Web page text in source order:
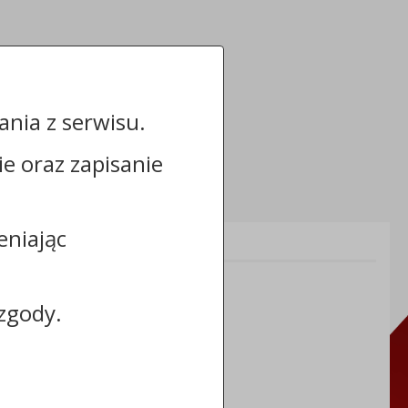
Informacje dodatkowe:
REGON: 910866910
TERYT: 0464011
z serwisu.
oraz zapisanie